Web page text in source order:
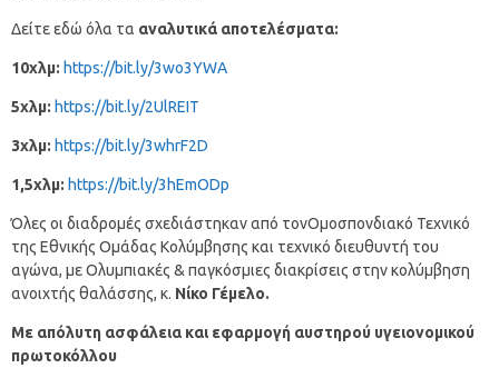
Δείτε εδώ όλα τα αναλυτικά αποτελέσματα:
10χλμ: https://bit.ly/3wo3YWA
5χλμ: https://bit.ly/2UlREIT
3χλμ: https://bit.ly/3whrF2D
1,5χλμ: https://bit.ly/3hEmODp
Όλες οι διαδρομές σχεδιάστηκαν από τονΟμοσπονδιακό Τεχνικό
της Εθνικής Ομάδας Κολύμβησης και τεχνικό διευθυντή του
αγώνα, με Ολυμπιακές & παγκόσμιες διακρίσεις στην κολύμβηση
ανοιχτής θαλάσσης, κ. Νίκο Γέμελο.
Με απόλυτη ασφάλεια και εφαρμογή αυστηρού υγειονομικού
πρωτοκόλλου